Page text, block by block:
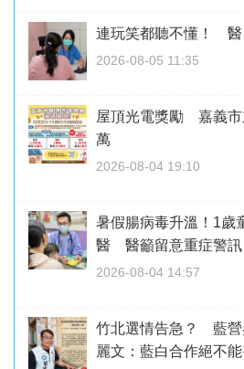
連玩笑都聽不懂！ 醫
2026-08-05 11:35
屋頂光電獎勵 嘉義市
萬
2026-08-04 19:10
暑假腸病毒升溫！1歲
醫 醫籲留意重症警訊
2026-08-04 14:57
竹北選情告急？ 藍營
麗文：藍白合作絕不